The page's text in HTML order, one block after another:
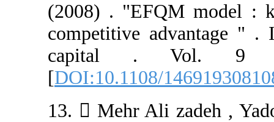
(2008) .
competitive
capital .
[DOI:10.1108/
13.  Mehr Ali